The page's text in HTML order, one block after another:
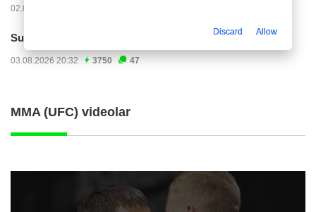
02.08.2026 01:08
Superliga. "Dinamo" – "Neftchi" (matnli...
03.08.2026 20:32 3750 47
MMA (UFC) videolar
Discard Allow